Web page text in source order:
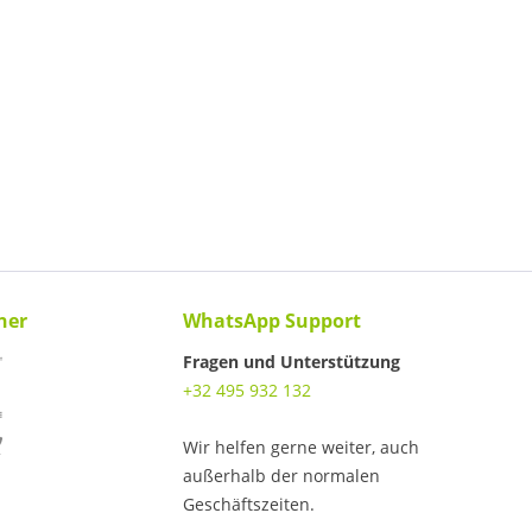
WhatsApp Support
Fragen und Unterstützung
+32 495 932 132
Wir helfen gerne weiter, auch
außerhalb der normalen
Geschäftszeiten.